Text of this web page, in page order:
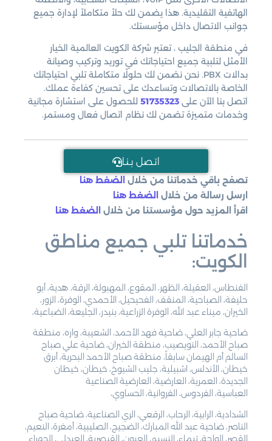
الهاتفية التقليدية. هذا يضمن لك حلاً متكاملاً لإدارة جميع
جوانب الاتصال داخل مؤسستك.
في منطقة الجليب ، تعتبر شركة الكويت العالمية الخيار
الأمثل لتلبية جميع احتياجاتك في توريد وتركيب وصيانة
بدالات PBX. نحن نضمن لك حلولًا متكاملة تلبي احتياجاتك
الخاصة بالاتصالات وتساعدك على تحسين كفاءة عملك.
اتصل بنا الآن على 51735323 للحصول على استشارة مجانية
وخدمات متميزة تضمن لك نظام اتصال فعال ومستمر.
اتـصل بـنـا
تصفح باقي خدماتنا من خلال الضغط هنا
ارسل رسالة من خلال
الضغط هنا
اقرأ المزيد حول مؤسستنا من خلال
الضغط هنا
خدماتنا تلبي جميع مناطق
الكويت:
الفنطاس، العقيلة، الظهر، المقوع، المهبولة، الرقة، هدية، أبو
حليفة، الصباحية، المنقف، الفحيحيل، الأحمدي، الوفرة، الزور،
الخيران، ميناء عبد الله، الوفرة الزراعية، بنيدر، الجليعة، الضباعية،
ضاحية جابر العلي، ضاحية فهد الأحمد، الشعيبة، واره، منطقة
صباح الأحمد، النويصيب، منطقة الخيران، ضاحية علي صباح
السالم أم الهيمان سابقاً، منطقة صباح الأحمد البحرية، أبرق
خيطان، الأندلس، اشبيلية، جليب الشيوخ، خيطان، خيطان
الجديدة، العمرية، العارضية، العارضية الصناعية
العباسية، الفردوس، الفروانية، الحساوي،
الشدادية، الرابية، الرحاب، الرقعي، الري الصناعية، ضاحية صباح
الناصر، ضاحية عبد الله المبارك، الضجيج، الصليبية، أمغرة، النعيم،
القصر، الواحة، تيماء، النسيم، العيون، القيصرية، العبدلي، الجهراء